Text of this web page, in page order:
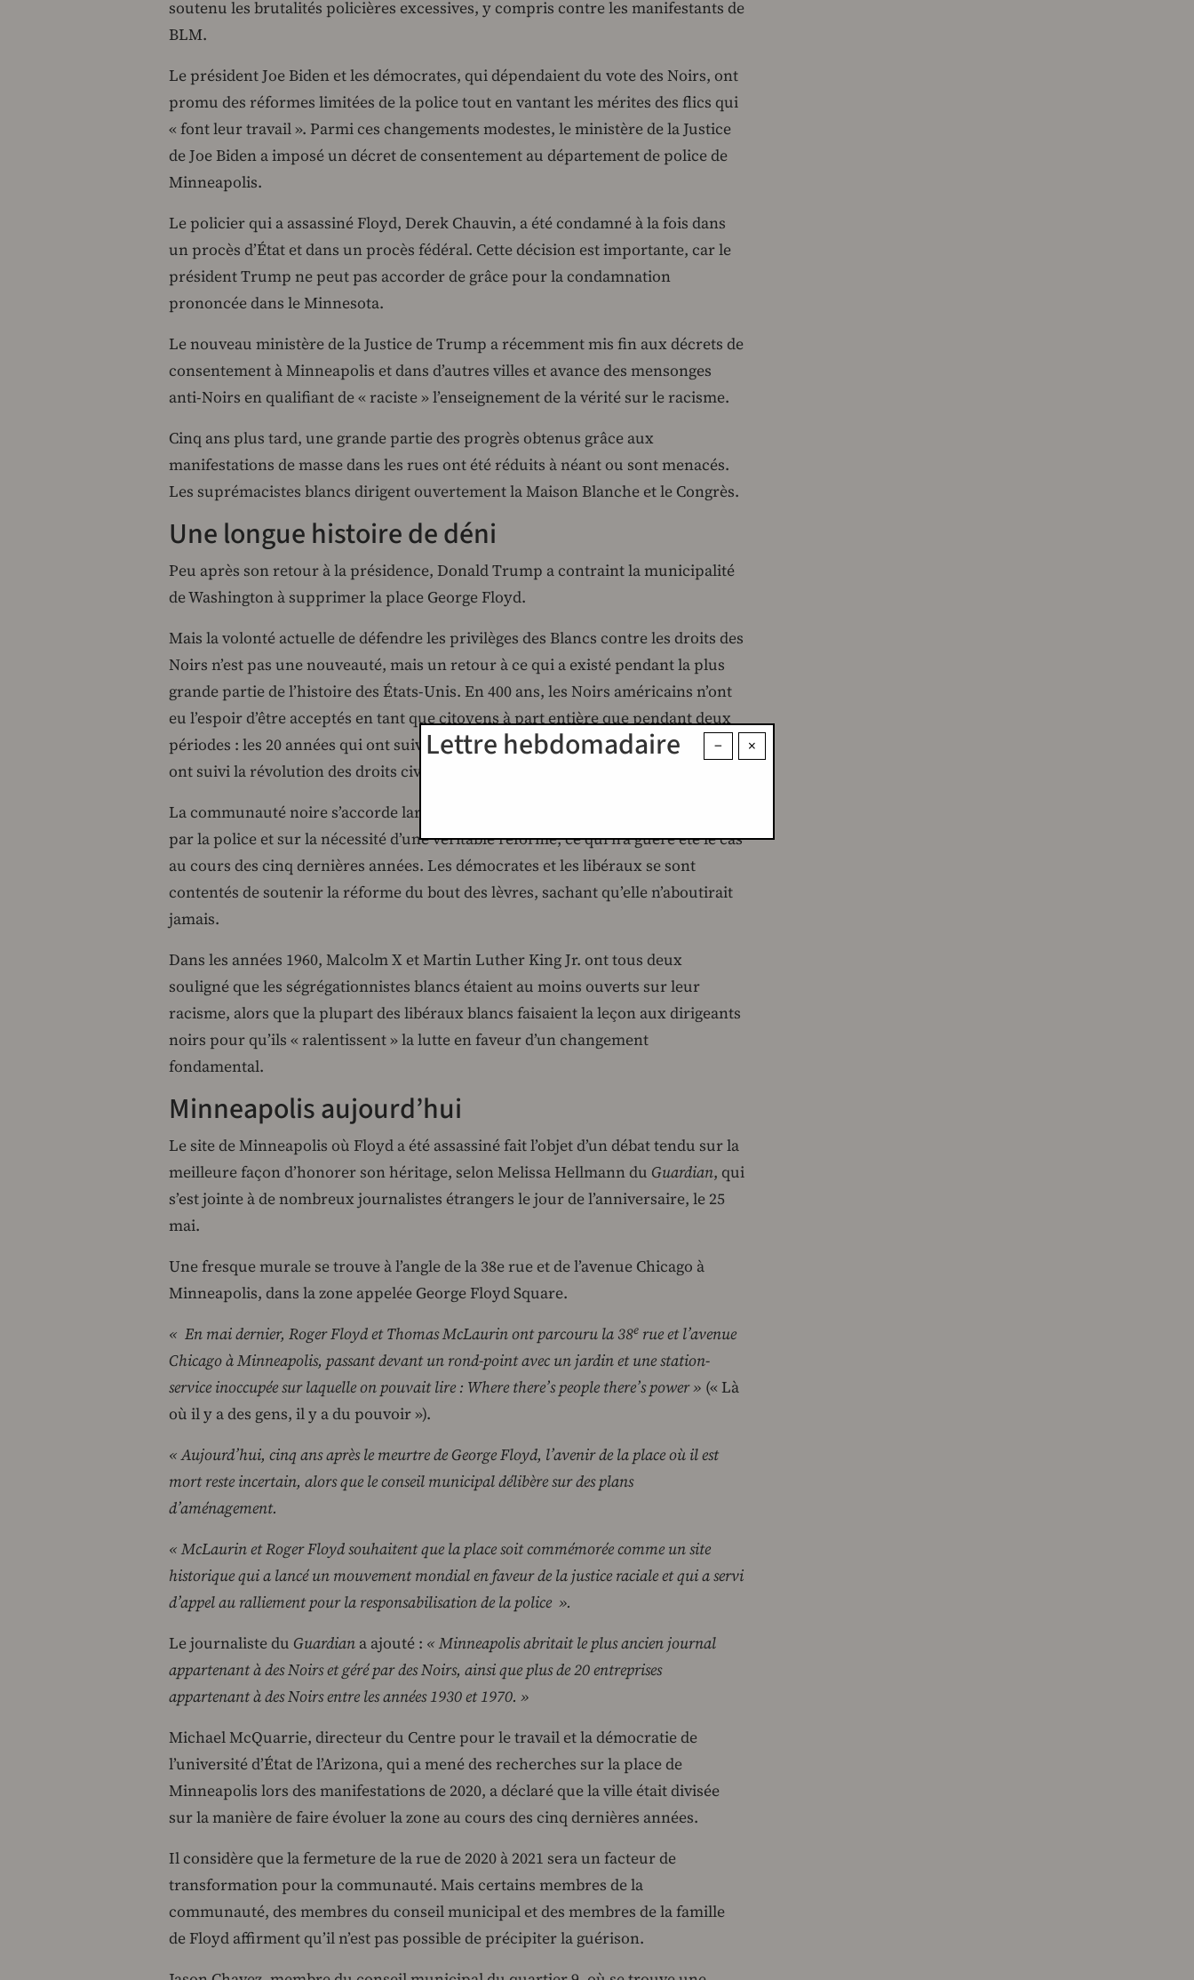
soutenu les brutalités policières excessives, y compris contre les manifestants de
BLM.
Le président Joe Biden et les démocrates, qui dépendaient du vote des Noirs, ont
promu des réformes limitées de la police tout en vantant les mérites des flics qui
« font leur travail ». Parmi ces changements modestes, le ministère de la Justice
de Joe Biden a imposé un décret de consentement au département de police de
Minneapolis.
Le policier qui a assassiné Floyd, Derek Chauvin, a été condamné à la fois dans
un procès d’État et dans un procès fédéral. Cette décision est importante, car le
président Trump ne peut pas accorder de grâce pour la condamnation
prononcée dans le Minnesota.
Le nouveau ministère de la Justice de Trump a récemment mis fin aux décrets de
consentement à Minneapolis et dans d’autres villes et avance des mensonges
anti-Noirs en qualifiant de « raciste » l’enseignement de la vérité sur le racisme.
Cinq ans plus tard, une grande partie des progrès obtenus grâce aux
manifestations de masse dans les rues ont été réduits à néant ou sont menacés.
Les suprémacistes blancs dirigent ouvertement la Maison Blanche et le Congrès.
Une longue histoire de déni
Peu après son retour à la présidence, Donald Trump a contraint la municipalité
de Washington à supprimer la place George Floyd.
Mais la volonté actuelle de défendre les privilèges des Blancs contre les droits des
Noirs n’est pas une nouveauté, mais un retour à ce qui a existé pendant la plus
grande partie de l’histoire des États-Unis. En 400 ans, les Noirs américains n’ont
eu l’espoir d’être acceptés en tant que citoyens à part entière que pendant deux
périodes : les 20 années qui ont suivi la guerre de Sécession et les 50 années qui
ont suivi la révolution des droits civiques.
La communauté noire s’accorde largement sur les violences racistes commises
par la police et sur la nécessité d’une véritable réforme, ce qui n’a guère été le cas
au cours des cinq dernières années. Les démocrates et les libéraux se sont
contentés de soutenir la réforme du bout des lèvres, sachant qu’elle n’aboutirait
jamais.
Dans les années 1960, Malcolm X et Martin Luther King Jr. ont tous deux
souligné que les ségrégationnistes blancs étaient au moins ouverts sur leur
racisme, alors que la plupart des libéraux blancs faisaient la leçon aux dirigeants
noirs pour qu’ils « ralentissent » la lutte en faveur d’un changement
fondamental.
Minneapolis aujourd’hui
Le site de Minneapolis où Floyd a été assassiné fait l’objet d’un débat tendu sur la
meilleure façon d’honorer son héritage, selon Melissa Hellmann du Guardian, qui
s’est jointe à de nombreux journalistes étrangers le jour de l’anniversaire, le 25
mai.
Une fresque murale se trouve à l’angle de la 38e rue et de l’avenue Chicago à
Minneapolis, dans la zone appelée George Floyd Square.
« En mai dernier, Roger Floyd et Thomas McLaurin ont parcouru la 38e rue et l’avenue
Chicago à Minneapolis, passant devant un rond-point avec un jardin et une station-
service inoccupée sur laquelle on pouvait lire : Where there’s people there’s power » (« Là
où il y a des gens, il y a du pouvoir »).
« Aujourd’hui, cinq ans après le meurtre de George Floyd, l’avenir de la place où il est
mort reste incertain, alors que le conseil municipal délibère sur des plans
d’aménagement.
« McLaurin et Roger Floyd souhaitent que la place soit commémorée comme un site
historique qui a lancé un mouvement mondial en faveur de la justice raciale et qui a servi
d’appel au ralliement pour la responsabilisation de la police ».
Le journaliste du Guardian a ajouté : « Minneapolis abritait le plus ancien journal
appartenant à des Noirs et géré par des Noirs, ainsi que plus de 20 entreprises
appartenant à des Noirs entre les années 1930 et 1970. »
Michael McQuarrie, directeur du Centre pour le travail et la démocratie de
l’université d’État de l’Arizona, qui a mené des recherches sur la place de
Minneapolis lors des manifestations de 2020, a déclaré que la ville était divisée
sur la manière de faire évoluer la zone au cours des cinq dernières années.
Il considère que la fermeture de la rue de 2020 à 2021 sera un facteur de
transformation pour la communauté. Mais certains membres de la
communauté, des membres du conseil municipal et des membres de la famille
de Floyd affirment qu’il n’est pas possible de précipiter la guérison.
×
−
Lettre hebdomadaire